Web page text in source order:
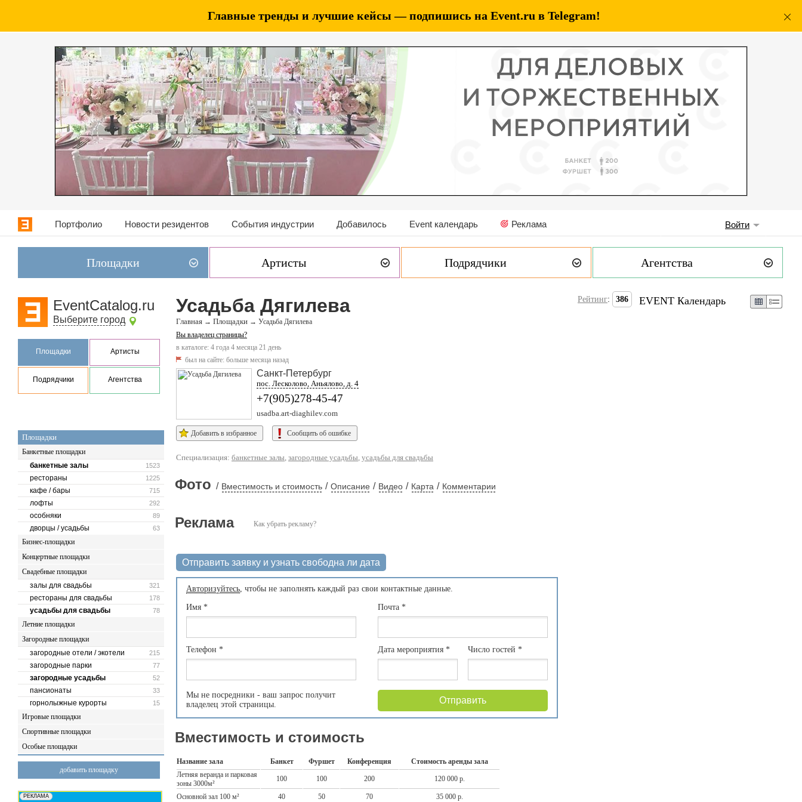
Главные тренды и лучшие кейсы — подпишись на Event.ru в Telegram!
Портфолио Новости резидентов События индустрии Добавилось Event календарь Реклама Войти
Площадки Артисты Подрядчики Агентства
EventCatalog.ru
Выберите город
Площадки Артисты
Подрядчики Агентства
Площадки
Банкетные площадки
1523
банкетные залы
1225
рестораны
715
кафе / бары
292
лофты
89
особняки
63
дворцы / усадьбы
Бизнес-площадки
Концертные площадки
Свадебные площадки
321
залы для свадьбы
178
рестораны для свадьбы
78
усадьбы для свадьбы
Летние площадки
Загородные площадки
215
загородные отели / экотели
77
загородные парки
52
загородные усадьбы
33
пансионаты
15
горнолыжные курорты
Игровые площадки
Спортивные площадки
Особые площадки
добавить площадку
Усадьба Дягилева
Главная → Площадки → Усадьба Дягилева
Вы владелец страницы?
в каталоге: 4 года 4 месяца 21 день
был на сайте: больше месяца назад
Рейтинг: 386
Санкт-Петербург
пос. Лесколово, Аньялово, д. 4
+7(905)278-45-47
usadba.art-diaghilev.com
Добавить в избранное Сообщить об ошибке
Специализация: банкетные залы, загородные усадьбы, усадьбы для свадьбы
Фото / Вместимость и стоимость / Описание / Видео / Карта / Комментарии
Как убрать рекламу?
Реклама
Отправить заявку и узнать свободна ли дата
Авторизуйтесь, чтобы не заполнять каждый раз свои контактные данные.
Имя *
Телефон *
Мы не посредники - ваш запрос получит
владелец этой страницы.
Почта*
Дата мероприятия* Число гостей*
Отправить
Вместимость и стоимость
Название зала Банкет Фуршет Конференция
Стоимость аренды зала
Летняя веранда и парковая
зоны 3000м²
100 100 200 120 000 р.
Основной зал 100 м² 40 50 70 35 000 р.
EVENT Календарь